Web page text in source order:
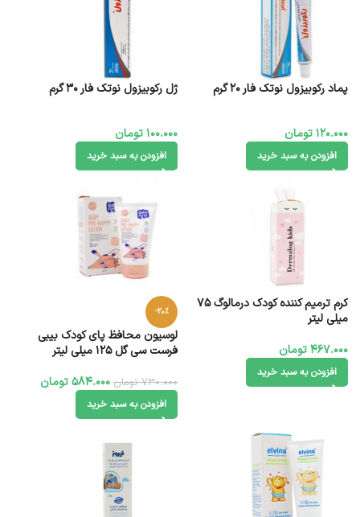
پماد رکوبیزول نوتک فار 20 گرم
120.000تومان
افزودن به سبد خرید
ژل رکوبیزول نوتک فار 30 گرم
100.000تومان
افزودن به سبد خرید
کرم ترمیم کننده کودک درمالوگ 75
میلی لیتر
467.000تومان
افزودن به سبد خرید
-20%
لوسیون محافظ پای کودک بیبی
فرست سی گل 125 میلی لیتر
730.000 تومان 584.000تومان
افزودن به سبد خرید